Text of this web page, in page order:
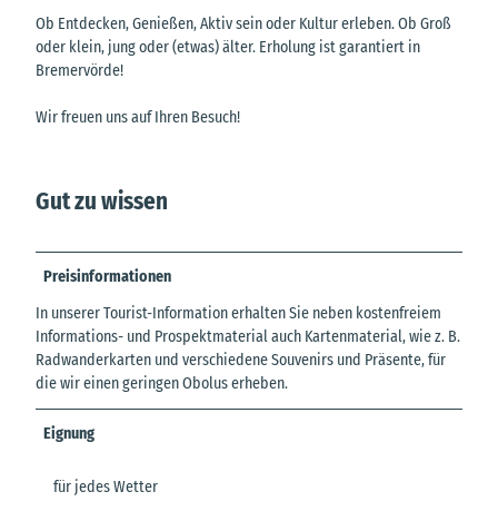
Ob Entdecken, Genießen, Aktiv sein oder Kultur erleben. Ob Groß
oder klein, jung oder (etwas) älter. Erholung ist garantiert in
Bremervörde!
Wir freuen uns auf Ihren Besuch!
Gut zu wissen
Preisinformationen
In unserer Tourist-Information erhalten Sie neben kostenfreiem
Informations- und Prospektmaterial auch Kartenmaterial, wie z. B.
Radwanderkarten und verschiedene Souvenirs und Präsente, für
die wir einen geringen Obolus erheben.
Eignung
für jedes Wetter